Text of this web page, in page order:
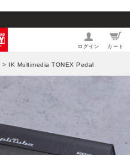
ログイン カート
> IK Multimedia TONEX Pedal